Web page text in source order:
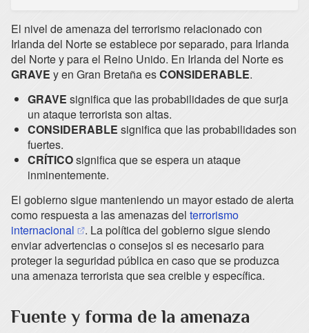
El nivel de amenaza del terrorismo relacionado con
Irlanda del Norte se establece por separado, para Irlanda
del Norte y para el Reino Unido. En Irlanda del Norte es
GRAVE y en Gran Bretaña esCONSIDERABLE.
GRAVE significa que las probabilidades de que surja
un ataque terrorista son altas.
CONSIDERABLE significa que las probabilidades son
fuertes.
CRÍTICOsignifica que se espera un ataque
inminentemente.
El gobierno sigue manteniendo un mayor estado de alerta
como respuesta a las amenazas del terrorismo
internacional (opens in a new tab)
. La política del gobierno sigue siendo
enviar advertencias o consejos si es necesario para
proteger la seguridad pública en caso que se produzca
una amenaza terrorista que sea creible y específica.
Fuente y forma de la amenaza